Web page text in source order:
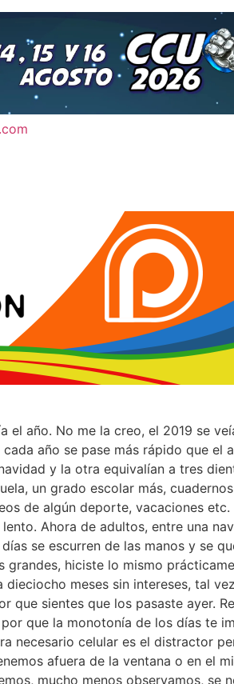
el año. No me la creo, el 2019 se
año se pase más rápido que el
y la otra equivalían a tres
un grado escolar más,
de algún deporte, vacaciones
Ahora de adultos, entre una
se escurren de las manos y se
hiciste lo mismo
meses sin intereses, tal
que sientes que los pasaste ayer.
que la monotonía de los días te
necesario celular es el distractor
afuera de la ventana o en el
mucho menos observamos, se